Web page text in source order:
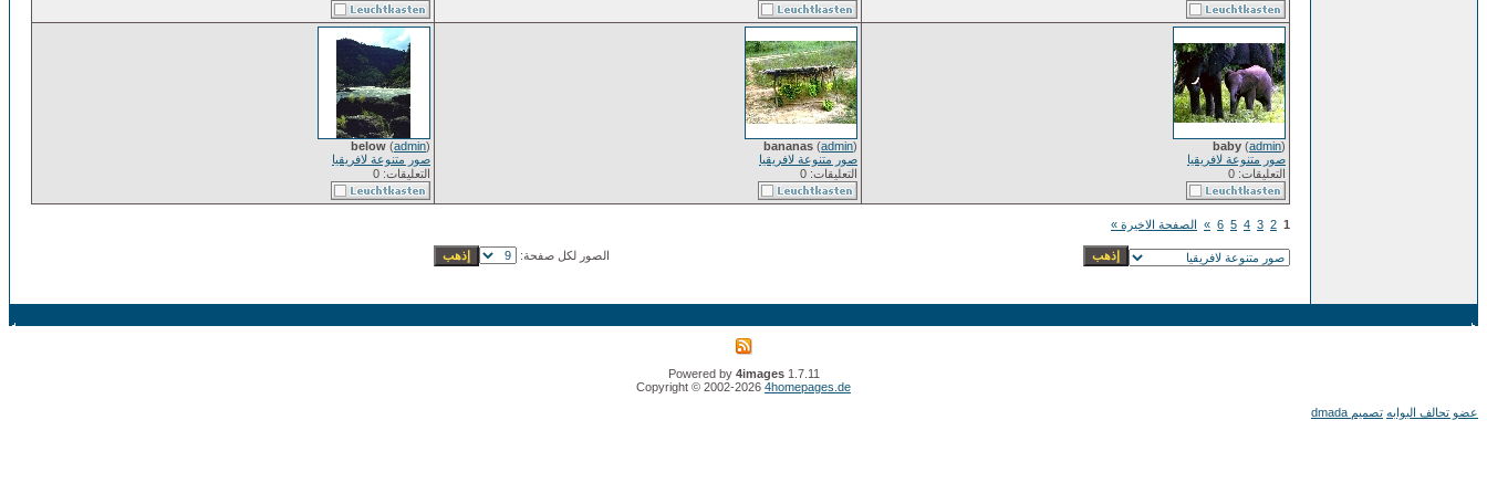
baby (admin)
صور متنوعة لافريقيا
التعليقات: 0
bananas (admin)
صور متنوعة لافريقيا
التعليقات: 0
below (admin)
صور متنوعة لافريقيا
التعليقات: 0
1
2
3
4
5
6
» الصفحة الاخيرة »
الصور لكل صفحة:
Powered by 4images1.7.11
Copyright © 2002-2026 4homepages.de
عضو تحالف البوابه تصميم dmada